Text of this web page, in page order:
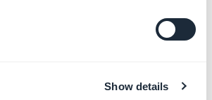
Show details
Política de
para acceder a
diseñar tus secciones de